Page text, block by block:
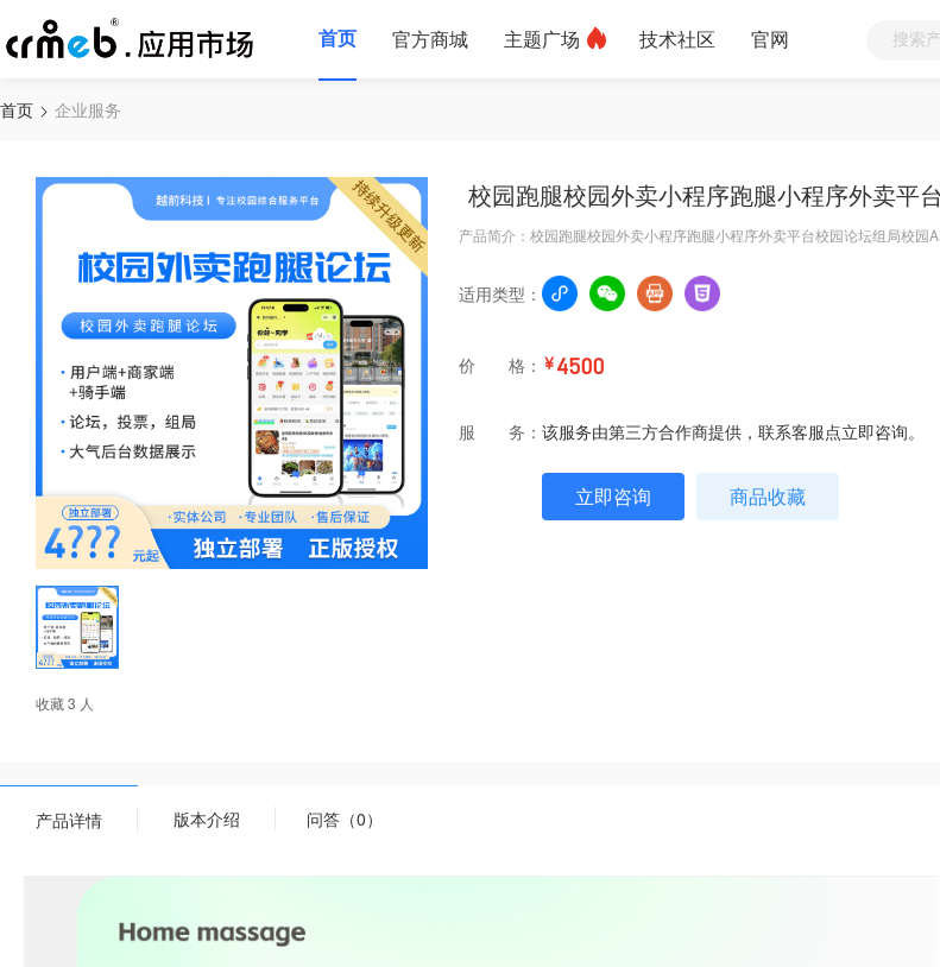
首页 官方商城 主题广场 技术社区 官网
首页 企业服务
收藏 3 人
校园跑腿校园外卖小程序跑腿小程序外卖平
产品简介：校园跑腿校园外卖小程序跑腿小程序外卖平台校园论坛组局校园
适用类型：
价 格： ￥4500
服 务： 该服务由第三方合作商提供，联系客服点立即咨询。
立即咨询 商品收藏
产品详情 版本介绍 问答（0）